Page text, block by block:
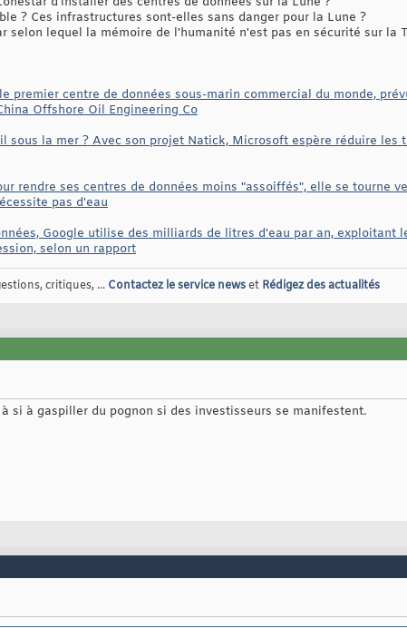
? Ces infrastructures sont-elles sans danger pour la Lune ?
selon lequel la mémoire de l'humanité n'est pas en sécurité sur la
premier centre de données sous-marin commercial du monde,
Offshore Oil Engineering Co
sous la mer ? Avec son projet Natick, Microsoft espère réduire les
rendre ses centres de données moins "assoiffés", elle se tourne
pas d'eau
Google utilise des milliards de litres d'eau par an, exploitant
selon un rapport
critiques, ... Contactez le service newset Rédigez des actualités
si à gaspiller du pognon si des investisseurs se manifestent.